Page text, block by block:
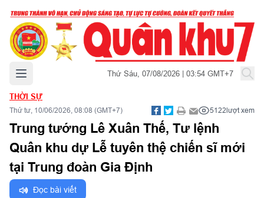
Mở menu chính Thứ Sáu, 07/08/2026 | 03:54 GMT+7
THỜI SỰ
Thứ tư, 10/06/2026, 08:08 (GMT+7) 5122lượt xem
Trung tướng Lê Xuân Thế, Tư lệnh
Quân khu dự Lễ tuyên thệ chiến sĩ mới
tại Trung đoàn Gia Định
Đọc bài viết